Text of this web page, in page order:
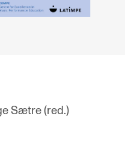
Sætre (red.)